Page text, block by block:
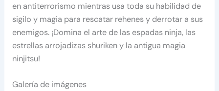
en antiterrorismo mientras usa toda su habilidad de
sigilo y magia para rescatar rehenes y derrotar a sus
enemigos. ¡Domina el arte de las espadas ninja, las
estrellas arrojadizas shuriken y la antigua magia
ninjitsu!
Galería de imágenes